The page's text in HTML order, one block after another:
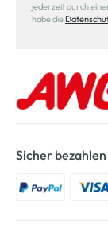
jederzeit durch
habe die
Sicher bezahlen